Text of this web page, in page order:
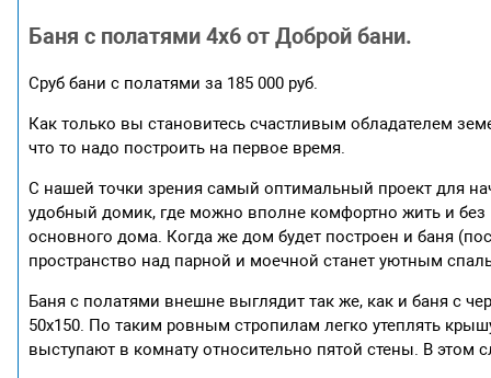
Баня с полатями 4х6 от Доброй бани.
Сруб бани с полатями за 185 000 руб.
Как только вы становитесь счастливым обладателем
что то надо построить на первое время.
С нашей точки зрения самый оптимальный проект для
удобный домик, где можно вполне комфортно жить и
основного дома. Когда же дом будет построен и баня
пространство над парной и моечной станет уютным
Баня с полатями внешне выглядит так же, как и баня с
50х150. По таким ровным стропилам легко утеплять
выступают в комнату относительно пятой стены. В этом